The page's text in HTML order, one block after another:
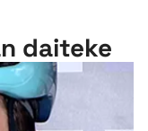
daiteke